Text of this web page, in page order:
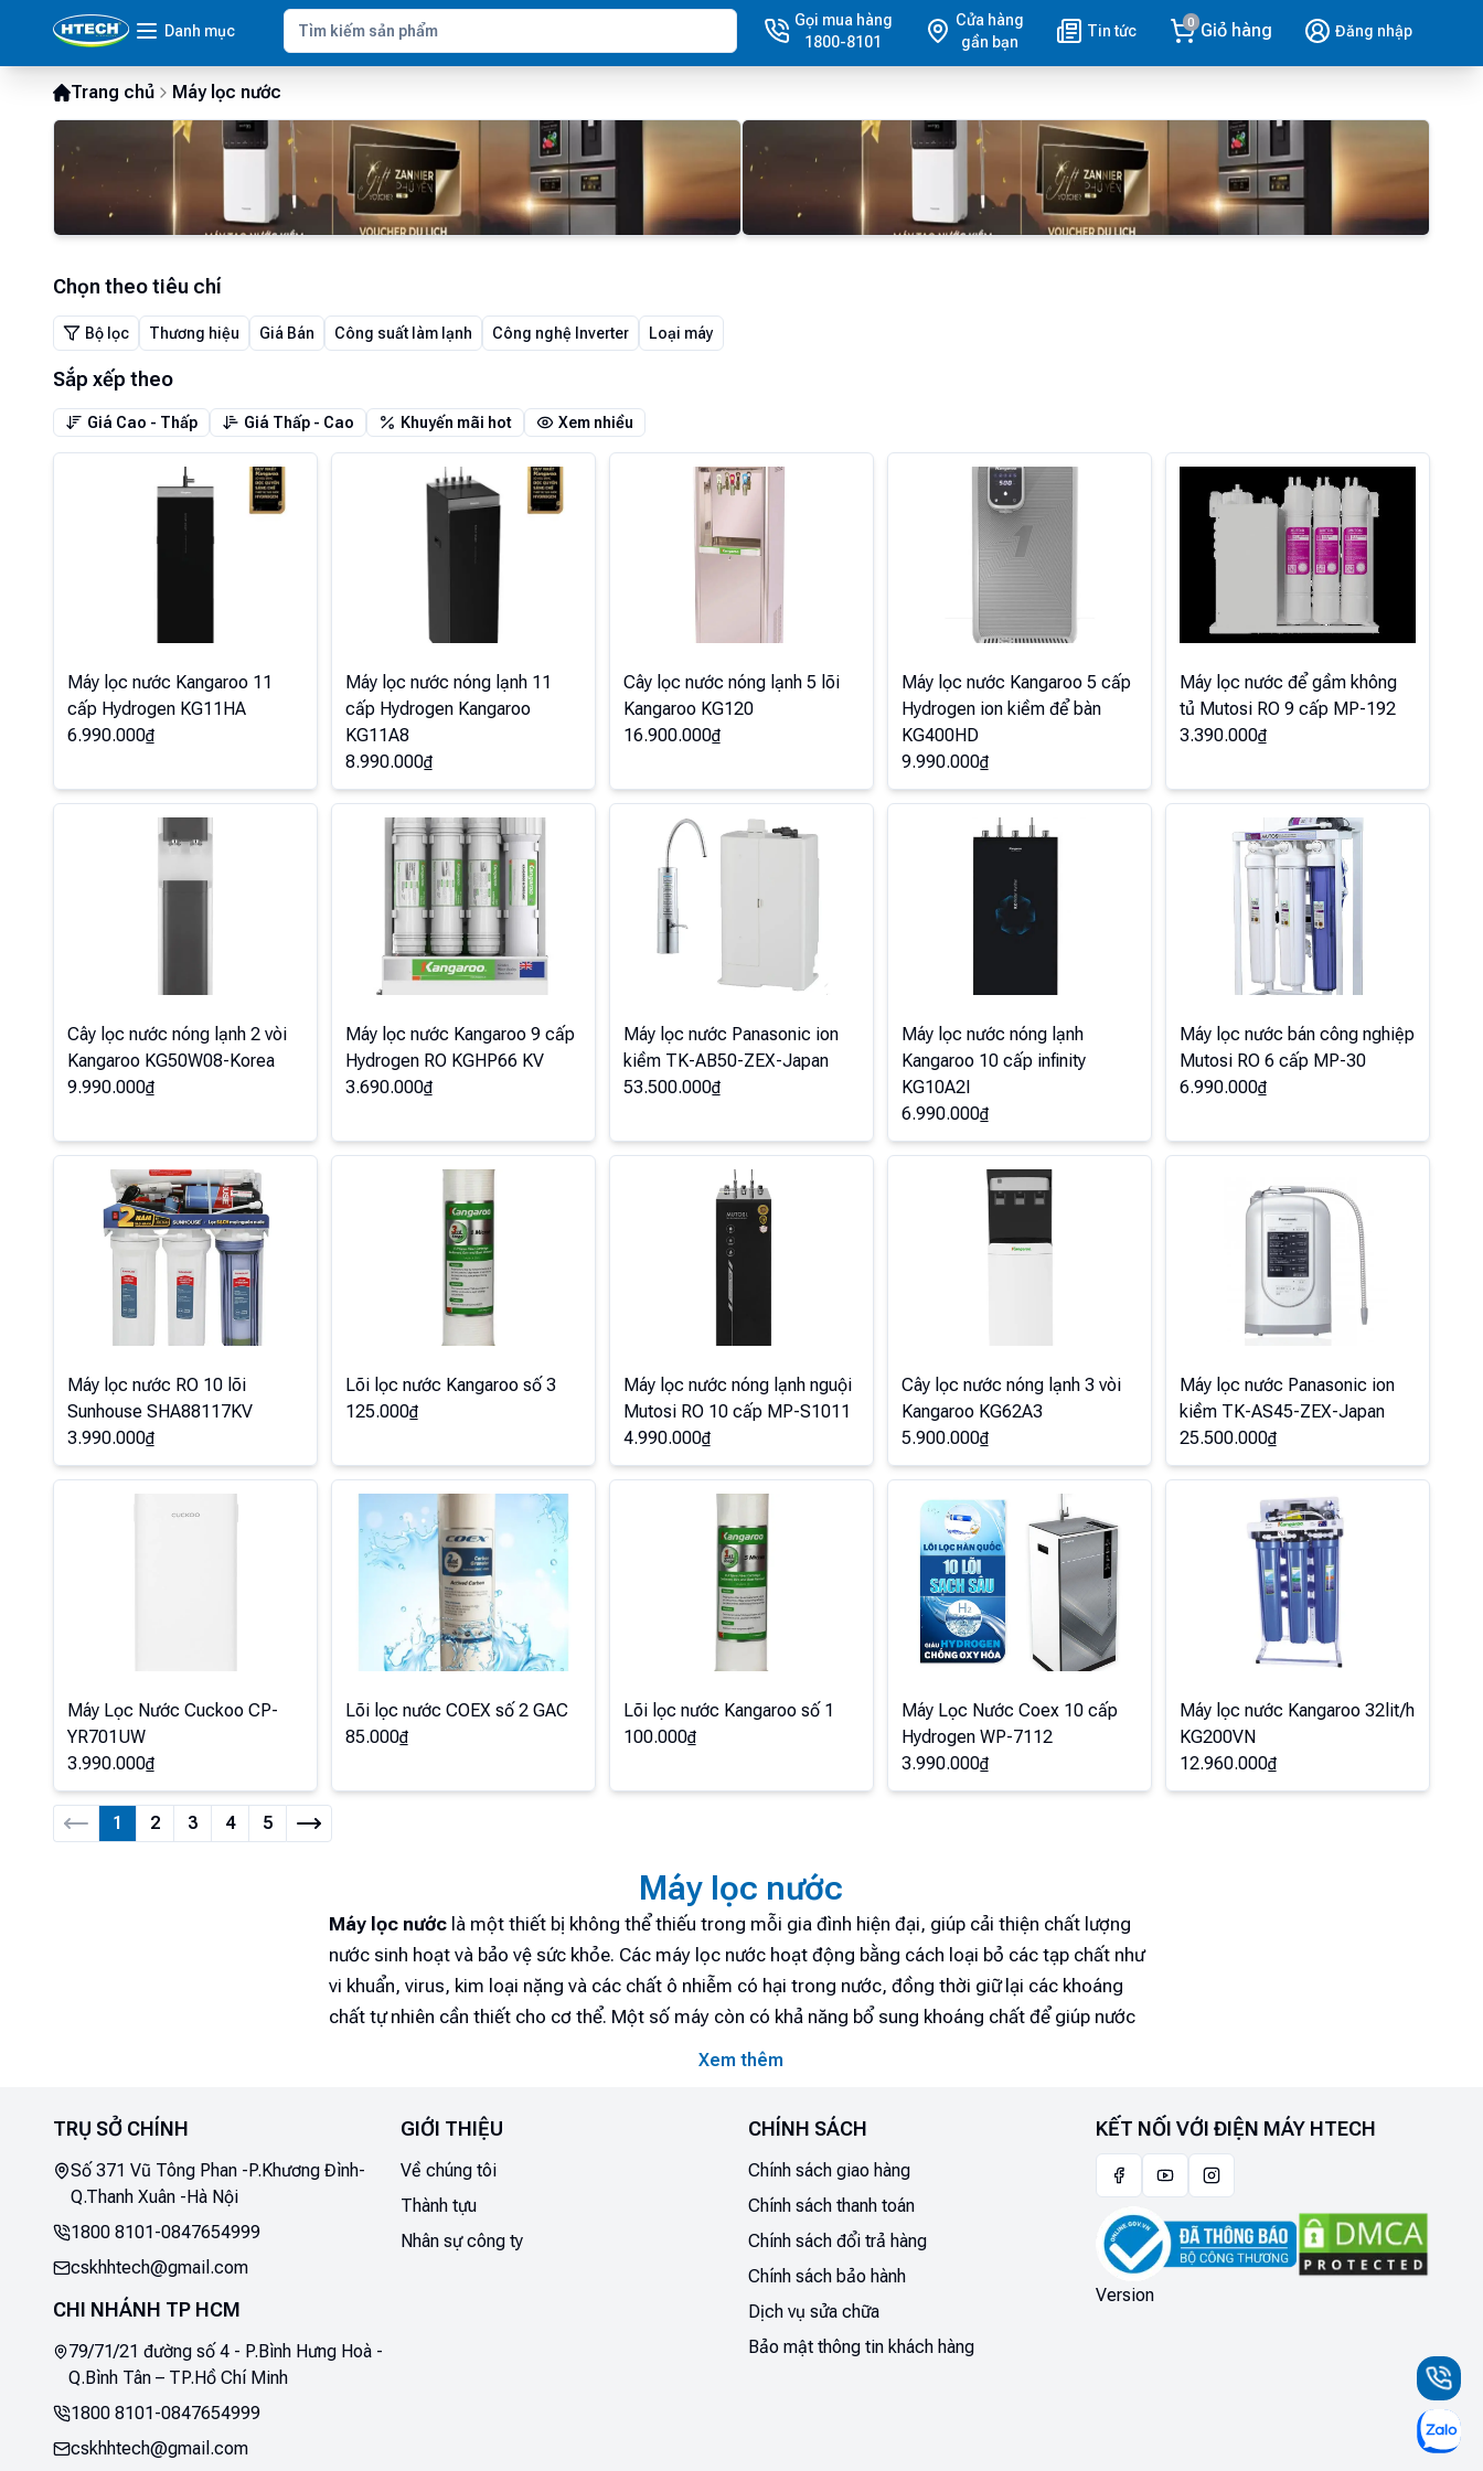
Danh mục
Gọi mua hàng
1800-8101
Cửa hàng
gần bạn
Tin tức 0 Giỏ hàng Đăng nhập
Trang chủ Máy lọc nước
Chọn theo tiêu chí
Bộ lọc Thương hiệu Giá Bán Công suất làm lạnh Công nghệ Inverter Loại máy
Sắp xếp theo
Giá Cao - Thấp Giá Thấp - Cao Khuyến mãi hot Xem nhiều
Máy lọc nước Kangaroo 11
cấp Hydrogen KG11HA
6.990.000₫
Máy lọc nước nóng lạnh 11
cấp Hydrogen Kangaroo
KG11A8
8.990.000₫
Cây lọc nước nóng lạnh 5 lõi
Kangaroo KG120
16.900.000₫
Máy lọc nước Kangaroo 5 cấp
Hydrogen ion kiềm để bàn
KG400HD
9.990.000₫
Máy lọc nước để gầm không
tủ Mutosi RO 9 cấp MP-192
3.390.000₫
Cây lọc nước nóng lạnh 2 vòi
Kangaroo KG50W08-Korea
9.990.000₫
Máy lọc nước Kangaroo 9 cấp
Hydrogen RO KGHP66 KV
3.690.000₫
Máy lọc nước Panasonic ion
kiềm TK-AB50-ZEX-Japan
53.500.000₫
Máy lọc nước nóng lạnh
Kangaroo 10 cấp infinity
KG10A2I
6.990.000₫
Máy lọc nước bán công nghiệp
Mutosi RO 6 cấp MP-30
6.990.000₫
Máy lọc nước RO 10 lõi
Sunhouse SHA88117KV
3.990.000₫
Lõi lọc nước Kangaroo số 3
125.000₫
Máy lọc nước nóng lạnh nguội
Mutosi RO 10 cấp MP-S1011
4.990.000₫
Cây lọc nước nóng lạnh 3 vòi
Kangaroo KG62A3
5.900.000₫
Máy lọc nước Panasonic ion
kiềm TK-AS45-ZEX-Japan
25.500.000₫
Máy Lọc Nước Cuckoo CP-
YR701UW
3.990.000₫
Lõi lọc nước COEX số 2 GAC
85.000₫
Lõi lọc nước Kangaroo số 1
100.000₫
Máy Lọc Nước Coex 10 cấp
Hydrogen WP-7112
3.990.000₫
Máy lọc nước Kangaroo 32lit/h
KG200VN
12.960.000₫
1 2 3 4 5
Máy lọc nước
Máy lọc nước là một thiết bị không thể thiếu trong mỗi gia đình hiện đại, giúp cải thiện chất lượng
nước sinh hoạt và bảo vệ sức khỏe. Các máy lọc nước hoạt động bằng cách loại bỏ các tạp chất như
vi khuẩn, virus, kim loại nặng và các chất ô nhiễm có hại trong nước, đồng thời giữ lại các khoáng
chất tự nhiên cần thiết cho cơ thể. Một số máy còn có khả năng bổ sung khoáng chất để giúp nước
trở nên ngon hơn và tốt cho sức khỏe. Hãy cùng tìm hiểu thêm về các loại máy lọc nước tại Điện máy
1. Máy lọc nước - Thiết bị hỗ trợ cải thiện nguồn nước cho gia đình
Trước hết chúng ta cần có một cái nhìn tổng quan về máy lọc nước và những công dụng tuyệt vời
của nó trong đời sống hàng ngày. Bạn hiểu gì về máy lọc nước? Các nền văn minh như Hy Lạp cổ đại,
Ai Cập và Ấn Độ đã có nhận thức sâu sắc về việc sử dụng nước sạch từ khoảng 2000 năm trước
Công nguyên. Họ đã áp dụng các phương pháp đơn giản như đun sôi nước và sử dụng lọc qua cát và
Xem thêm
TRỤ SỞ CHÍNH
Số 371 Vũ Tông Phan -P.Khương Đình-
Q.Thanh Xuân -Hà Nội
1800 8101-0847654999
cskhhtech@gmail.com
CHI NHÁNH TP HCM
79/71/21 đường số 4 - P.Bình Hưng Hoà -
Q.Bình Tân – TP.Hồ Chí Minh
1800 8101-0847654999
cskhhtech@gmail.com
GIỚI THIỆU
Về chúng tôi
Thành tựu
Nhân sự công ty
CHÍNH SÁCH
Chính sách giao hàng
Chính sách thanh toán
Chính sách đổi trả hàng
Chính sách bảo hành
Dịch vụ sửa chữa
Bảo mật thông tin khách hàng
KẾT NỐI VỚI ĐIỆN MÁY HTECH
Version